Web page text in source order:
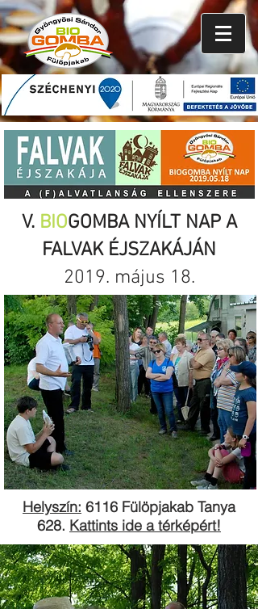
V. BIOGOMBA NYÍLT NAP A
FALVAK ÉJSZAKÁJÁN
2019. május 18.
Helyszín: 6116 Fülöpjakab Tanya
628. Kattints ide a térképért!